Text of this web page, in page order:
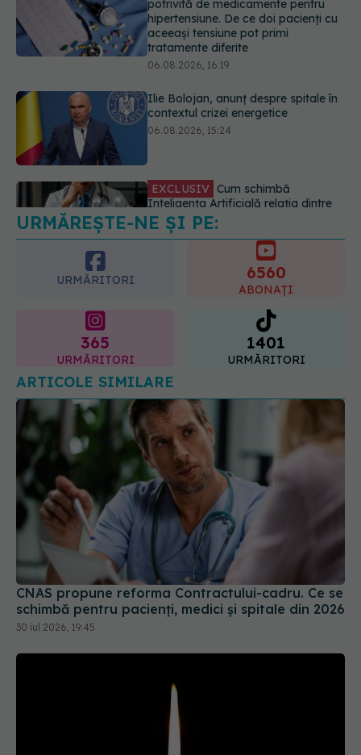
Ilie Bolojan, anunț despre spitale în
contextul crizei energetice
06.08.2026, 15:24
EXCLUSIV Cum schimbă
Inteligența Artificială relația dintre
medic și pacient
Greșeala pe care milioane de femei
o fac când își cumpără sutien. Un
medic explică metoda corectă
06.08.2026, 18:08
URMĂREȘTE-NE ȘI PE:
URMĂRITORI
ABONAȚI
URMĂRITORI
1401
URMĂRITORI
ARTICOLE SIMILARE
CNAS propune reforma Contractului-cadru. Ce se
schimbă pentru pacienți, medici și spitale din 2026
30 iul 2026, 19:45